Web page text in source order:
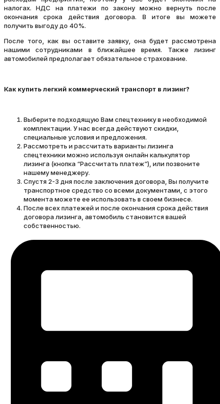
налогах. НДС на платежи по закону можно вернуть после
окончания срока действия договора. В итоге вы можете
получить выгоду до 40%.
После того, как вы оставите заявку, она будет рассмотрена
нашими сотрудниками в ближайшее время. Также лизинг
автомобилей предполагает обязательное страхование.
Как купить легкий коммерческий транспорт в лизинг?
Выберите подходящую Вам спецтехнику в необходимой
комплектации. У нас всегда действуют скидки,
специальные условия и предложения.
Рассмотреть и рассчитать варианты лизинга
спецтехники можно используя онлайн калькулятор
лизинга (кнопка “Рассчитать платеж”), или позвоните
нашему менеджеру.
Спустя 2-3 дня после заключения договора, Вы получите
транспортное средство со всеми документами, с этого
момента можете ее использовать в своем бизнесе.
После всех платежей и после окончания срока действия
договора лизинга, автомобиль становится вашей
собственностью.